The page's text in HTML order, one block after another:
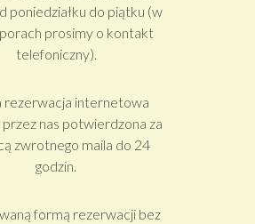
poniedziałku do piątku (w
prosimy o kontakt
telefoniczny).
rezerwacja internetowa
nas potwierdzona za
zwrotnego maila do 24
godzin.
formą rezerwacji bez